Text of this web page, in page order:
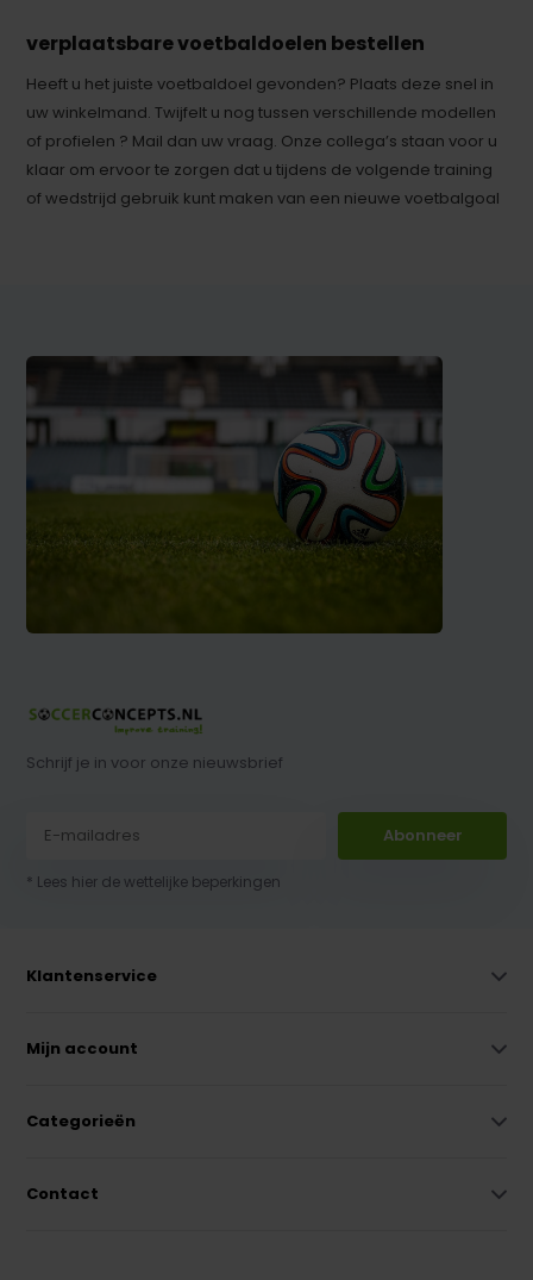
verplaatsbare voetbaldoelen bestellen
Heeft u het juiste voetbaldoel gevonden? Plaats deze snel in
uw winkelmand. Twijfelt u nog tussen verschillende modellen
of profielen ? Mail dan uw vraag. Onze collega’s staan voor u
klaar om ervoor te zorgen dat u tijdens de volgende training
of wedstrijd gebruik kunt maken van een nieuwe voetbalgoal
Schrijf je in voor onze nieuwsbrief
Abonneer
* Lees hier de wettelijke beperkingen
Klantenservice
Mijn account
Categorieën
Contact